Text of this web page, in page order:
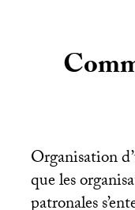
Organisation
que les